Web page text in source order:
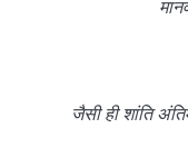
जैसी ही शांति